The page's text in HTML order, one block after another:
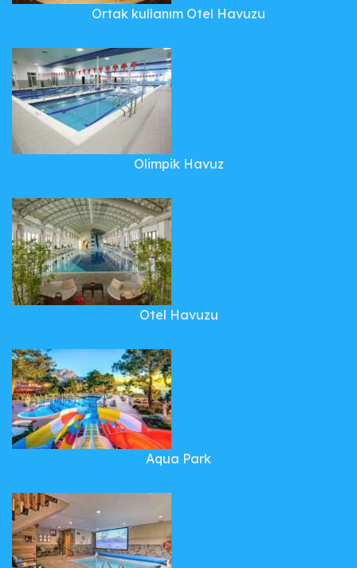
Ortak kullanım Otel Havuzu
Olimpik Havuz
Otel Havuzu
Aqua Park